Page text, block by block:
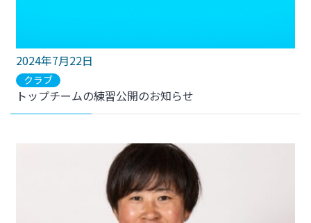
2024年7月22日
クラブ
トップチームの練習公開のお知らせ